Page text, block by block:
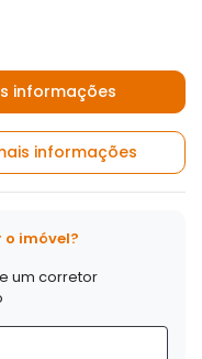
informações
informações
imóvel?
um corretor